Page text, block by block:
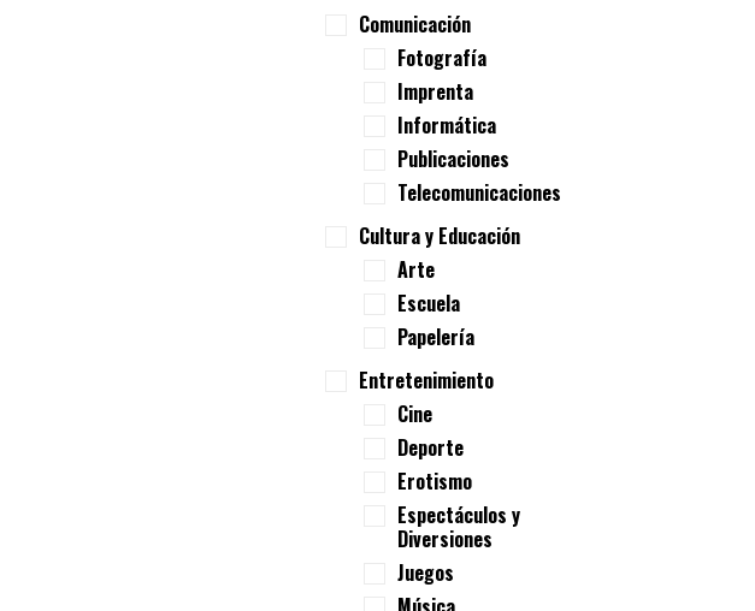
Comunicación
Fotografía
Imprenta
Informática
Publicaciones
Telecomunicaciones
Cultura y Educación
Arte
Escuela
Papelería
Entretenimiento
Cine
Deporte
Erotismo
Espectáculos y
Diversiones
Juegos